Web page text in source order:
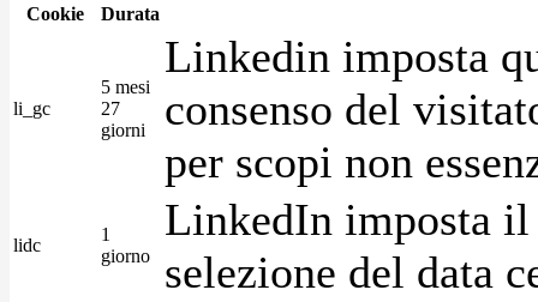
Cookie Durata
li_gc
5 mesi
27
giorni
Linkedin imposta
consenso del
per scopi non
lidc
1
giorno
LinkedIn imposta
selezione del data